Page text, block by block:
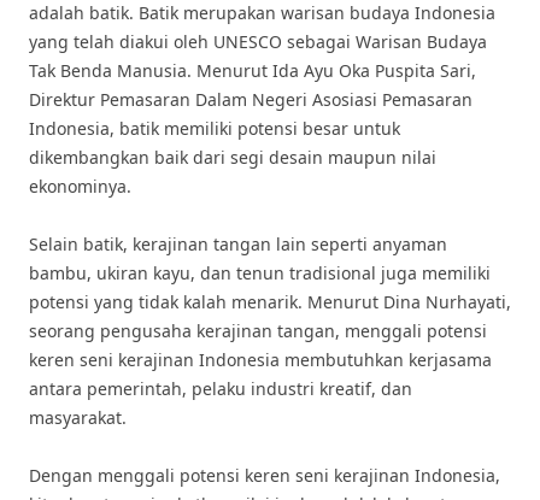
adalah batik. Batik merupakan warisan budaya Indonesia
yang telah diakui oleh UNESCO sebagai Warisan Budaya
Tak Benda Manusia. Menurut Ida Ayu Oka Puspita Sari,
Direktur Pemasaran Dalam Negeri Asosiasi Pemasaran
Indonesia, batik memiliki potensi besar untuk
dikembangkan baik dari segi desain maupun nilai
ekonominya.
Selain batik, kerajinan tangan lain seperti anyaman
bambu, ukiran kayu, dan tenun tradisional juga memiliki
potensi yang tidak kalah menarik. Menurut Dina Nurhayati,
seorang pengusaha kerajinan tangan, menggali potensi
keren seni kerajinan Indonesia membutuhkan kerjasama
antara pemerintah, pelaku industri kreatif, dan
masyarakat.
Dengan menggali potensi keren seni kerajinan Indonesia,